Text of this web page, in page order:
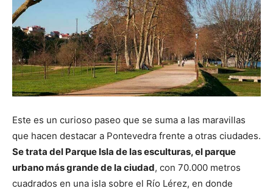
Este es un curioso paseo que se suma a las maravillas
que hacen destacar a Pontevedra frente a otras ciudades.
Se trata del Parque Isla de las esculturas, el parque
urbano más grande de la ciudad, con 70.000 metros
cuadrados en una isla sobre el Río Lérez, en donde